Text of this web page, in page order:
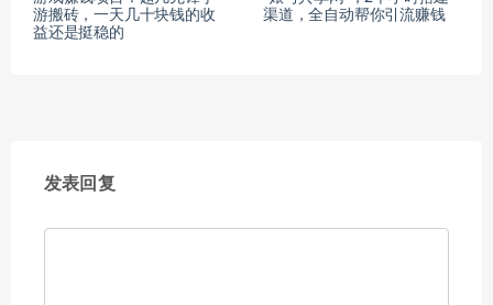
游搬砖，一天几十块钱的收
益还是挺稳的
渠道，全自动帮你引流赚钱
发表回复